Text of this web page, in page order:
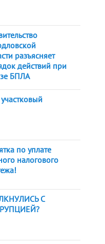
разъясняет
действий при
БПЛА
по уплате
налогового
С